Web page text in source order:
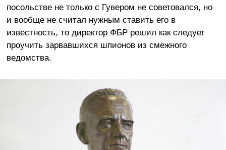
посольстве не только с Гувером не советовался, но
и вообще не считал нужным ставить его в
известность, то директор ФБР решил как следует
проучить зарвавшихся шпионов из смежного
ведомства.